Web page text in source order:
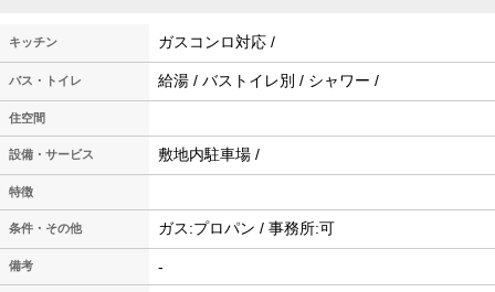
キッチン ガスコンロ対応 /
バス・トイレ 給湯 / バストイレ別 / シャワー /
住空間
設備・サービス 敷地内駐車場 /
特徴
条件・その他 ガス:プロパン / 事務所:可
備考 -